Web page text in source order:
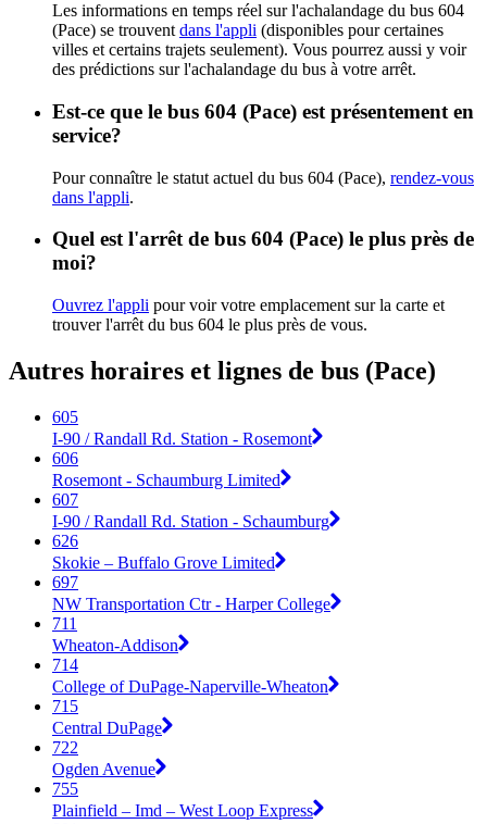
Les informations en temps réel sur l'achalandage du bus 604
(Pace) se trouvent dans l'appli (disponibles pour certaines
villes et certains trajets seulement). Vous pourrez aussi y voir
des prédictions sur l'achalandage du bus à votre arrêt.
Est-ce que le bus 604 (Pace) est présentement en
service?
Pour connaître le statut actuel du bus 604 (Pace), rendez-vous
dans l'appli.
Quel est l'arrêt de bus 604 (Pace) le plus près de
moi?
Ouvrez l'appli pour voir votre emplacement sur la carte et
trouver l'arrêt du bus 604 le plus près de vous.
Autres horaires et lignes de bus (Pace)
605
I-90 / Randall Rd. Station - Rosemont
606
Rosemont - Schaumburg Limited
607
I-90 / Randall Rd. Station - Schaumburg
626
Skokie – Buffalo Grove Limited
697
NW Transportation Ctr - Harper College
711
Wheaton-Addison
714
College of DuPage-Naperville-Wheaton
715
Central DuPage
722
Ogden Avenue
755
Plainfield – Imd – West Loop Express